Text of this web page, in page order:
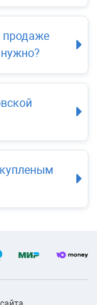
продаже